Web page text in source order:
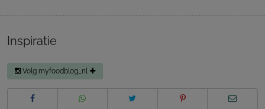
Inspiratie
Volg myfoodblog_nl